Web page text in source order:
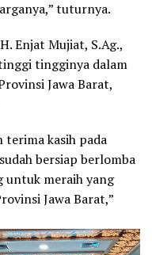
tuturnya.
Enjat Mujiat, S.Ag.,
tingginya dalam
Jawa Barat,
terima kasih pada
bersiap berlomba
untuk meraih yang
Jawa Barat,”